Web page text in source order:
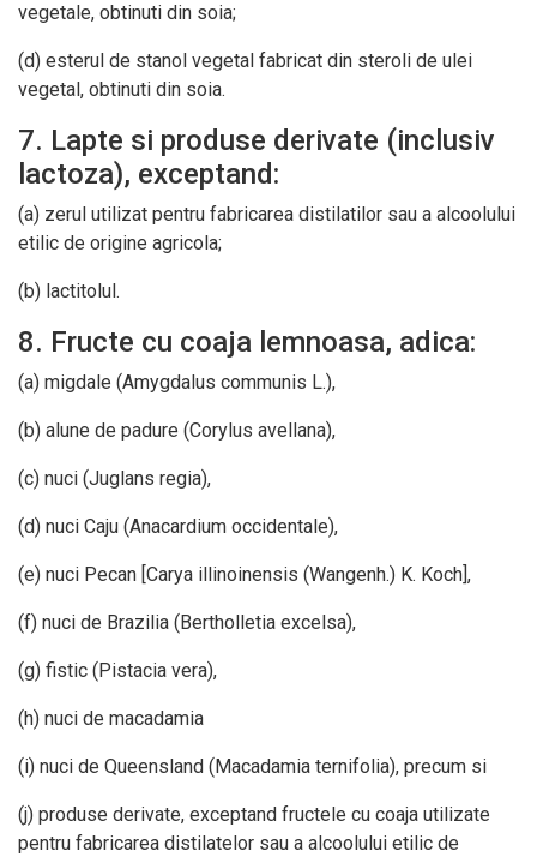
vegetale, obtinuti din soia;
(d) esterul de stanol vegetal fabricat din steroli de ulei
vegetal, obtinuti din soia.
7. Lapte si produse derivate (inclusiv
lactoza), exceptand:
(a) zerul utilizat pentru fabricarea distilatilor sau a alcoolului
etilic de origine agricola;
(b) lactitolul.
8. Fructe cu coaja lemnoasa, adica:
(a) migdale (Amygdalus communis L.),
(b) alune de padure (Corylus avellana),
(c) nuci (Juglans regia),
(d) nuci Caju (Anacardium occidentale),
(e) nuci Pecan [Carya illinoinensis (Wangenh.) K. Koch],
(f) nuci de Brazilia (Bertholletia excelsa),
(g) fistic (Pistacia vera),
(h) nuci de macadamia
(i) nuci de Queensland (Macadamia ternifolia), precum si
(j) produse derivate, exceptand fructele cu coaja utilizate
pentru fabricarea distilatelor sau a alcoolului etilic de